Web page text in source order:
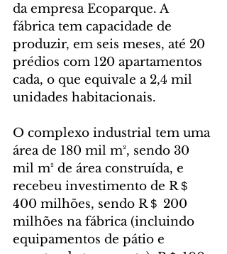
da empresa Ecoparque. A
fábrica tem capacidade de
produzir, em seis meses, até 20
prédios com 120 apartamentos
cada, o que equivale a 2,4 mil
unidades habitacionais.
O complexo industrial tem uma
área de 180 mil m², sendo 30
mil m² de área construída, e
recebeu investimento de R＄
400 milhões, sendo R＄ 200
milhões na fábrica (incluindo
equipamentos de pátio e